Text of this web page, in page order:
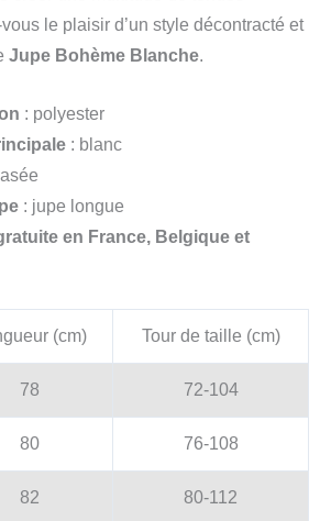
le plaisir d’un style décontracté et
Jupe Bohème Blanche.
: polyester
: blanc
: jupe longue
en France, Belgique et
(cm) Tour de taille (cm)
78 72-104
80 76-108
82 80-112